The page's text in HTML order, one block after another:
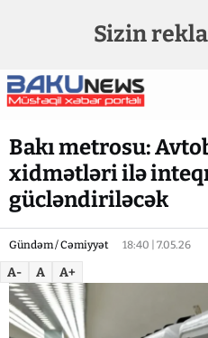
Sizin
Bakı metrosu:
xidmətləri ilə
gücləndiriləcək
Gündəm / Cəmiyyət 18:40 | 7.05.26
A- A A+